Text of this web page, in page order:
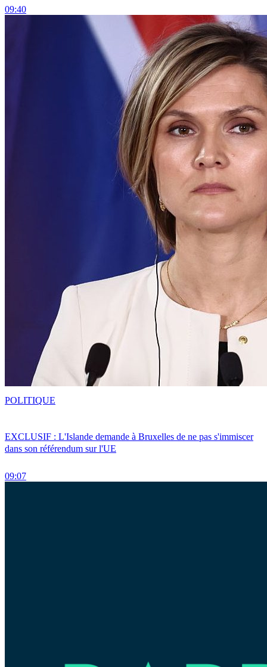
09:40
EXCLUSIF : L'Islande demande à Bruxelles de ne pas s'immiscer
dans son référendum sur l'UE
09:07
POLITIQUE